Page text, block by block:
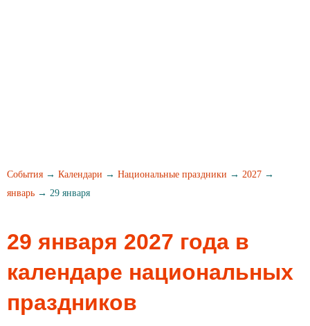
События → Календари → Национальные праздники → 2027 →
январь → 29 января
29 января 2027 года в
календаре национальных
праздников